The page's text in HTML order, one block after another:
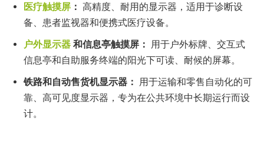
医疗触摸屏 ： 高精度、耐用的显示器，适用于诊断设
备、患者监视器和便携式医疗设备。
户外显示器 和信息亭触摸屏： 用于户外标牌、交互式
信息亭和自助服务终端的阳光下可读、耐候的屏幕。
铁路和自动售货机显示器： 用于运输和零售自动化的可
靠、高可见度显示器，专为在公共环境中长期运行而设
计。